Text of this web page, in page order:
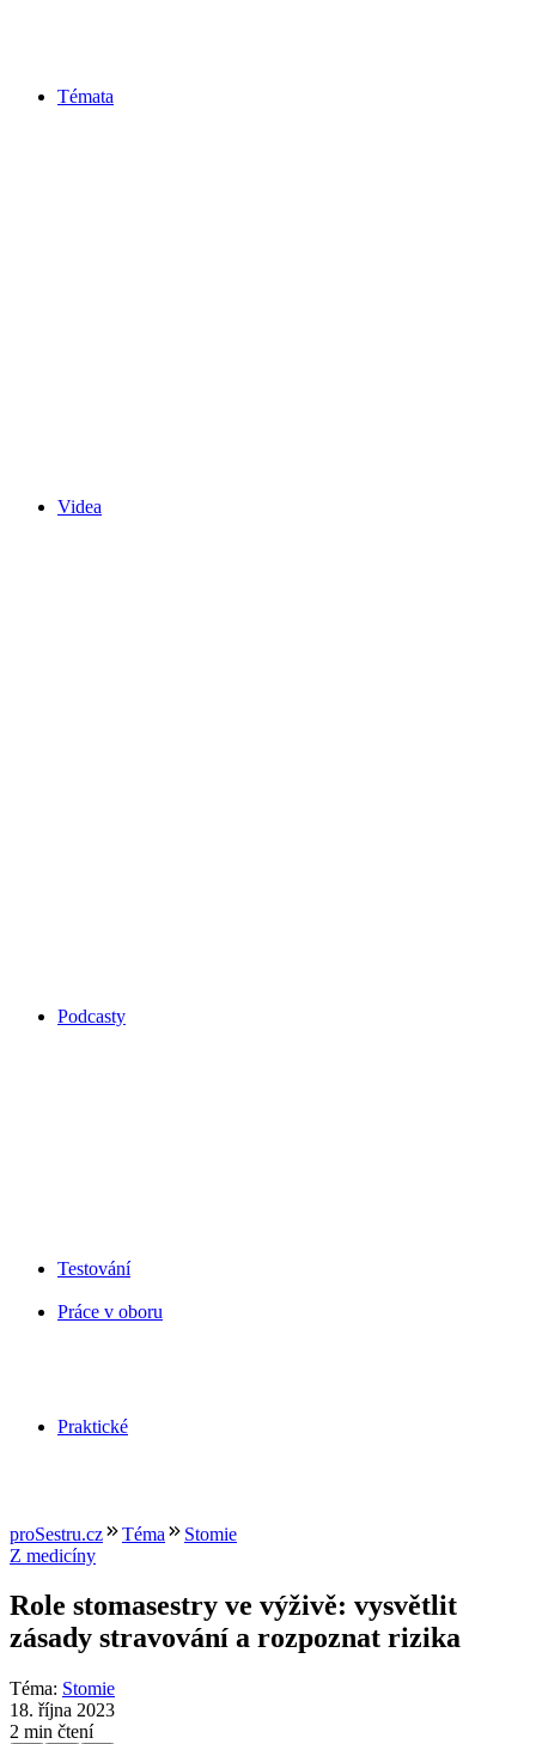
Témata
Videa
Podcasty
Testování
Práce v oboru
Praktické
proSestru.cz Téma
Stomie
Z medicíny
Role stomasestry ve výživě: vysvětlit
zásady stravování a rozpoznat rizika
Téma: Stomie
18. října 2023
2 min čtení